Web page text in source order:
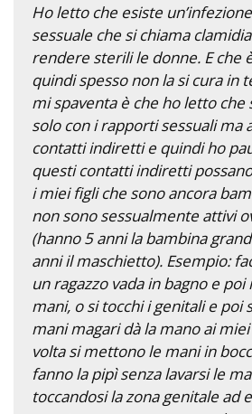
Ho letto che esiste
sessuale che si chiama
rendere sterili le donne. E che
quindi spesso non la si cura in
mi spaventa è che ho letto
solo con i rapporti sessuali ma
contatti indiretti e quindi ho
questi contatti indiretti
i miei figli che sono ancora
non sono sessualmente attivi
(hanno 5 anni la bambina
anni il maschietto). Esempio:
un ragazzo vada in bagno e poi
mani, o si tocchi i genitali e poi
mani magari dà la mano ai
volta si mettono le mani in
fanno la pipì senza lavarsi le
toccandosi la zona genitale ad